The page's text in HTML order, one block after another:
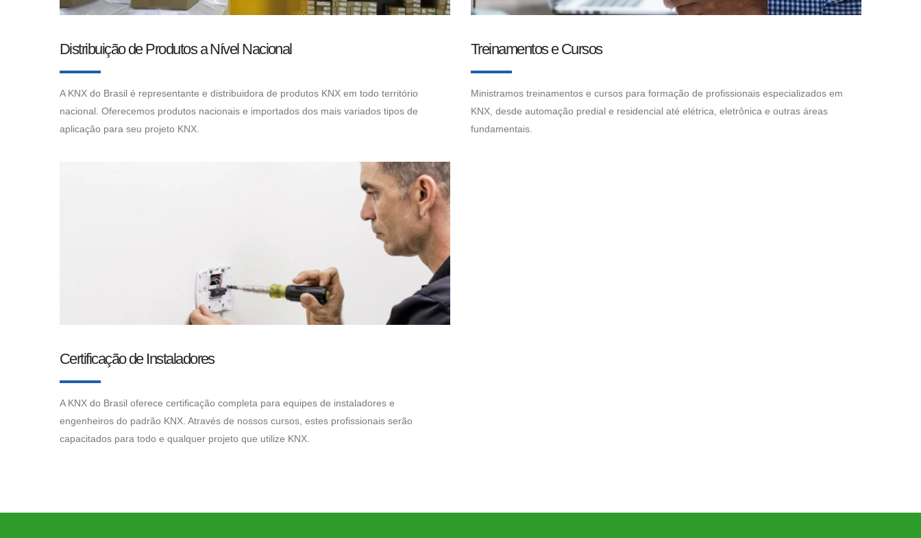
Distribuição de Produtos a Nível Nacional
A KNX do Brasil é representante e distribuidora de produtos KNX em todo território
nacional. Oferecemos produtos nacionais e importados dos mais variados tipos de
aplicação para seu projeto KNX.
Treinamentos e Cursos
Ministramos treinamentos e cursos para formação de profissionais especializados em
KNX, desde automação predial e residencial até elétrica, eletrônica e outras áreas
fundamentais.
Certificação de Instaladores
A KNX do Brasil oferece certificação completa para equipes de instaladores e
engenheiros do padrão KNX. Através de nossos cursos, estes profissionais serão
capacitados para todo e qualquer projeto que utilize KNX.